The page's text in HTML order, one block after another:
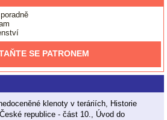
SE PATRONEM
klenoty v teráriích, Historie
republice - část 10., Úvod do